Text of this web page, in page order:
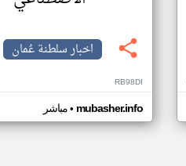
اخبار سلطنة عُمان
RB98DI
مباشر• mubasher.info